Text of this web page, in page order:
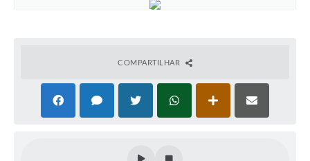
Normas e Legislação
COMPARTILHAR